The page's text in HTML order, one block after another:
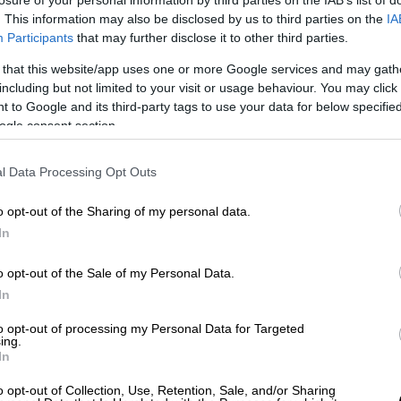
This information may also be disclosed by us to third parties on the
Participants that may further disclose it to other third parties.
that this website/app uses one or more Google services and may
but not limited to your visit or usage behaviour. You may
to Google and its third-party tags to use your data for below
consent section.
Data Processing Opt Outs
opt-out of the Sharing of my personal data.
opt-out of the Sale of my Personal Data.
opt-out of processing my Personal Data for Targeted
opt-out of Collection, Use, Retention, Sale, and/or Sharing
ΕτΕΠ: 125 εκ. ευρώ για ψηφιακά
έργα - 3.000 hotspot για το Wi-Fi
Στο προσκήνιο επανέρχεται το
πολυδιαφημισμένο έργο
Πολιτική|18.03.2021 20:20
συμβάσεων 875 εκατ. ευρώ με
Οι πιστωτές πιστεύουν στη